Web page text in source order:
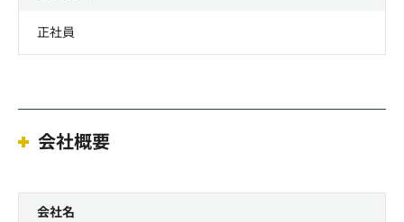
正社員
会社概要
会社名